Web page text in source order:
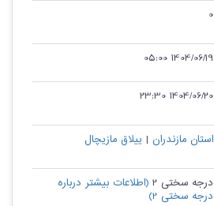
0
1404/06/19 05:00
1404/06/20 23:30
استان مازندران | ییلاق مازیچال
درجه سختی 2 (اطلاعات بیشتر درباره
درجه سختی 2)